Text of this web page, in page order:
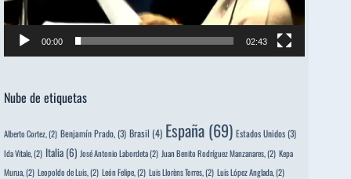
00:00 02:43
Nube de etiquetas
Alberto Cortez, (2) Benjamín Prado,(3) Brasil (4) España (69) Estados Unidos(3)
Ida Vitale, (2) Italia (6) José Antonio Labordeta(2) Juan Benito Rodríguez Manzanares, (2) Kepa
Murua, (2) Leopoldo de Luis, (2) León Felipe, (2) Luis Llorèns Torres, (2) Luis López Anglada, (2)